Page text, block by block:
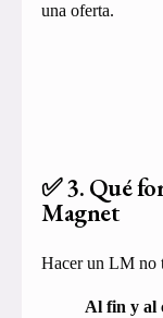
una oferta.
✅ 3. Qué
Magnet
Hacer un LM no
Al fin y al